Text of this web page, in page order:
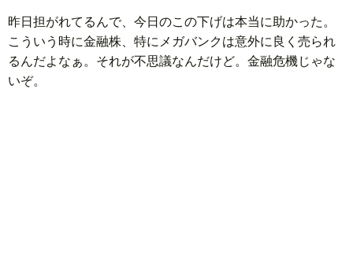
昨日担がれてるんで、今日のこの下げは本当に助かった。
こういう時に金融株、特にメガバンクは意外に良く売られ
るんだよなぁ。それが不思議なんだけど。金融危機じゃな
いぞ。